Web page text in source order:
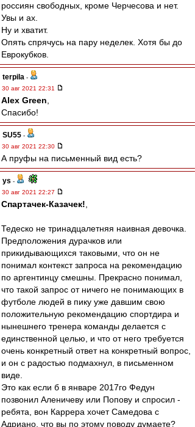
россиян свободных, кроме Черчесова и нет.
Увы и ах.
Ну и хватит.
Опять спрячусь на пару неделек. Хотя бы до
Еврокубков.
terpila -
30 авг 2021 22:31
Alex Green
Спасибо!
SU55 -
30 авг 2021 22:30
А пруфы на письменный вид есть?
ys -
30 авг 2021 22:27
Спартачек-Казачек!
Тедеско не тринадцалетняя наивная девочка.
Предположения дурачков или
прикидывающихся таковыми, что он не
понимал контекст запроса на рекомендацию
по аргентинцу смешны. Прекрасно понимал,
что такой запрос от ничего не понимающих в
футболе людей в пику уже давшим свою
положительную рекомендацию спортдира и
нынешнего тренера команды делается с
единственной целью, и что от него требуется
очень конкретный ответ на конкретный вопрос,
и он с радостью подмахнул, в письменном
виде.
Это как если б в январе 2017го Федун
позвонил Аленичеву или Попову и спросил -
ребята, вон Каррера хочет Самедова с
Адриано, что вы по этому поводу думаете?